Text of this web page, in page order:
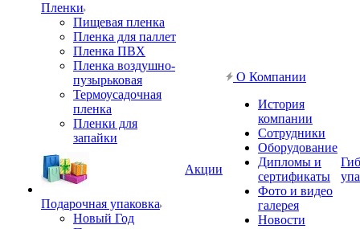
Пленки
Пищевая пленка
Пленка для паллет
Пленка ПВХ
Пленка воздушно-
пузырьковая
Термоусадочная
пленка
Пленки для
запайки
Подарочная упаковка
Новый Год
Акции
О Компании
История
компании
Сотрудники
Оборудование
Дипломы и
сертификаты
Фото и видео
галерея
Новости